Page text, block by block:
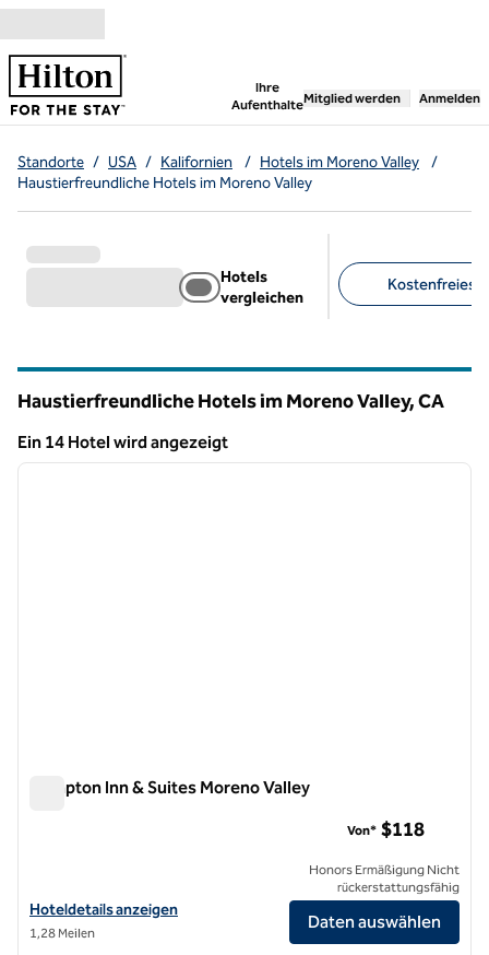
Weiter zum Inhalt
Ihre
Aufenthalte
,öffnet neue
Mitglied werden Anmelden
Standorte / USA / Kalifornien / Hotels im Moreno Valley
/
Haustierfreundliche Hotels im Moreno Valley
Hotels
vergleichen
Kostenfreies
Haustierfreundliche Hotels im Moreno Valley,CA
Ein 14 Hotel wird angezeigt
Ein 14 Hotel wird angezeigt
1 von 12
Hampton Inn & Suites Moreno Valley
Hoteldetails für Hampton Inn & Suites Moreno Valley anzeigen
Hoteldetails anzeigen
1,28 Meilen
Von* $118
Honors Ermäßigung Nicht
rückerstattungsfähig
Daten auswählen